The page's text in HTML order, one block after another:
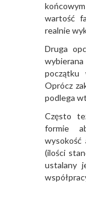
wartość
realnie
Druga
początku
Oprócz
podlega
Często
formie
wysokość
(ilości
ustalany